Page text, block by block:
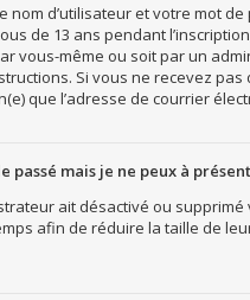
d’utilisateur et votre mot
de 13 ans pendant
vous-même ou soit par un
Si vous ne recevez
que l’adresse de courrier
passé mais je ne peux à
ait désactivé ou
afin de réduire la taille de